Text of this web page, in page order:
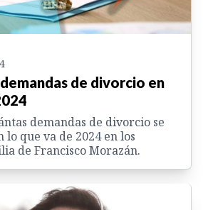
de divorcio en
demandas de divorcio se
que va de 2024 en los
de Francisco Morazán.